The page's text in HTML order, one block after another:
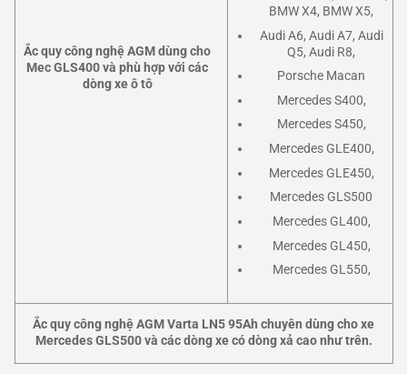
Ắc quy công nghệ AGM dùng cho
Mec GLS400 và phù hợp với các
dòng xe ô tô
BMW X4, BMW X5,
Audi A6, Audi A7, Audi
Q5, Audi R8,
Porsche Macan
Mercedes S400,
Mercedes S450,
Mercedes GLE400,
Mercedes GLE450,
Mercedes GLS500
Mercedes GL400,
Mercedes GL450,
Mercedes GL550,
Ắc quy công nghệ AGM Varta LN5 95Ah chuyên dùng cho xe
Mercedes GLS500 và các dòng xe có dòng xả cao như trên.